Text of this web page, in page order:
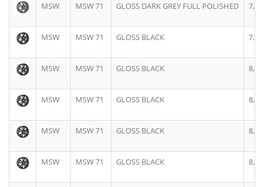
MSW MSW 71 GLOSS DARK GREY FULL POLISHED 7,5J
MSW MSW 71 GLOSS BLACK 7,5J
MSW MSW 71 GLOSS BLACK 8,0J
MSW MSW 71 GLOSS BLACK 8,0J
MSW MSW 71 GLOSS BLACK 8,0J
MSW MSW 71 GLOSS BLACK 8,0J